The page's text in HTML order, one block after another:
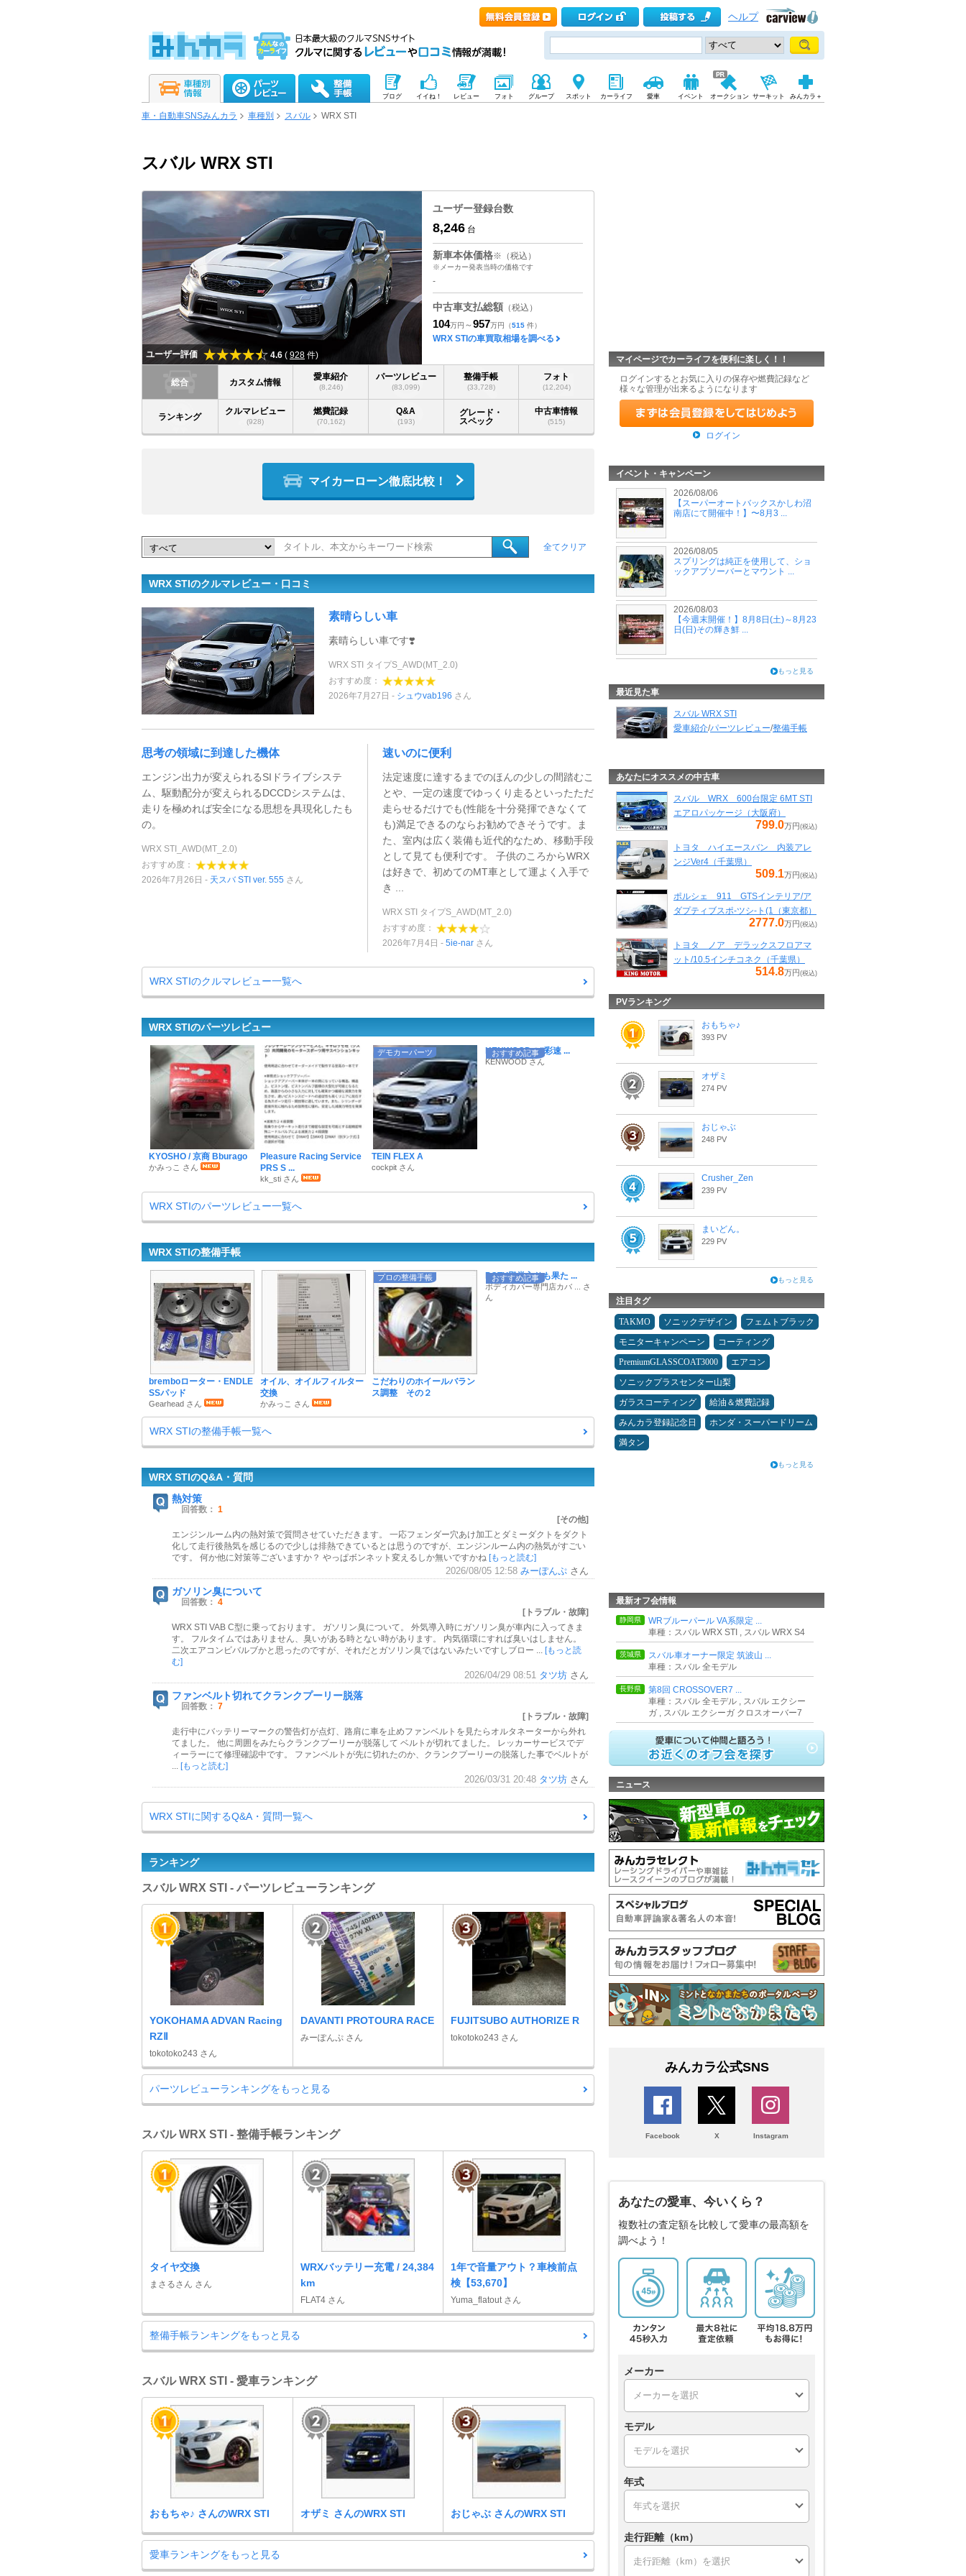
ヘルプ
ブログ イイね！ レビュー フォト グループ スポット カーライフ 愛車 イベント オークション サーキット みんカラ＋
車・自動車SNSみんカラ 車種別 スバル WRX STI
スバル WRX STI
ユーザー評価 4.6 ( 928 件)
ユーザー登録台数
8,246 台
新車本体価格※（税込）
※メーカー発表当時の価格です
-
中古車支払総額 （税込）
104万円 ～957万円 （515 件）
WRX STIの車買取相場を調べる
総合 カスタム情報
愛車紹介
(8,246)
パーツレビュー
(83,099)
整備手帳
(33,728)
フォト
(12,204)
ランキング
クルマレビュー
(928)
燃費記録
(70,162)
Q&A
(193)
グレード・
スペック
中古車情報
(515)
マイカーローン徹底比較！
全てクリア
WRX STIのクルマレビュー・口コミ
素晴らしい車
素晴らしい車です❣️
WRX STI タイプS_AWD(MT_2.0)
おすすめ度：
2026年7月27日
シュウvab196 さん
思考の領域に到達した機体
エンジン出力が変えられるSIドライブシステ
ム、駆動配分が変えられるDCCDシステムは、
走りを極めれば安全になる思想を具現化したも
の。
WRX STI_AWD(MT_2.0)
おすすめ度：
2026年7月26日
天スバ STI ver. 555 さん
速いのに便利
法定速度に達するまでのほんの少しの間踏むこ
とや、一定の速度でゆっくり走るといったただ
走らせるだけでも(性能を十分発揮できなくて
も)満足できるのならお勧めできそうです。ま
た、室内は広く装備も近代的なため、移動手段
として見ても便利です。 子供のころからWRX
は好きで、初めてのMT車として運よく入手で
き ...
WRX STI タイプS_AWD(MT_2.0)
おすすめ度：
2026年7月4日
5ie-nar さん
WRX STIのクルマレビュー一覧へ
WRX STIのパーツレビュー
KYOSHO / 京商 Bburago
かみっこ さん
Pleasure Racing Service
PRS S ...
kk_sti さん
デモカーパーツ
TEIN FLEX A
cockpit さん
おすすめ記事
KENWOODの“彩速 ...
KENWOOD さん
WRX STIのパーツレビュー一覧へ
WRX STIの整備手帳
bremboローター・ENDLE
SSパッド
Gearhead さん
オイル、オイルフィルター
交換
かみっこ さん
プロの整備手帳
こだわりのホイールバラン
ス調整 その２
おすすめ記事
POTY殿堂入りも果た ...
ボディカバー専門店カバ ... さ
ん
WRX STIの整備手帳一覧へ
WRX STIのQ&A・質問
熱対策
回答数： 1
[その他]
エンジンルーム内の熱対策で質問させていただきます。 一応フェンダー穴あけ加工とダミーダクトをダクト
化して走行後熱気を感じるので少しは排熱できているとは思うのですが、エンジンルーム内の熱気がすごい
です。 何か他に対策等ございますか？ やっぱボンネット変えるしか無いですかね [もっと読む]
2026/08/05 12:58 みーぽんぷ さん
ガソリン臭について
回答数： 4
[トラブル・故障]
WRX STI VAB C型に乗っております。 ガソリン臭について。 外気導入時にガソリン臭が車内に入ってきま
す。 フルタイムではありません、臭いがある時とない時があります。 内気循環にすれば臭いはしません。
二次エアコンビバルブかと思ったのですが、それだとガソリン臭ではないみたいですしブロー ... [もっと読
む]
2026/04/29 08:51 タツ坊 さん
ファンベルト切れてクランクプーリー脱落
回答数： 7
[トラブル・故障]
走行中にバッテリーマークの警告灯が点灯、路肩に車を止めファンベルトを見たらオルタネーターから外れ
てました。 他に周囲をみたらクランクプーリーが脱落して ベルトが切れてました。 レッカーサービスでデ
ィーラーにて修理確認中です。 ファンベルトが先に切れたのか、クランクプーリーの脱落した事でベルトが
... [もっと読む]
2026/03/31 20:48 タツ坊 さん
WRX STIに関するQ&A・質問一覧へ
ランキング
スバル WRX STI - パーツレビューランキング
YOKOHAMA ADVAN Racing
RZⅡ
tokotoko243 さん
DAVANTI PROTOURA RACE
みーぽんぷ さん
FUJITSUBO AUTHORIZE R
tokotoko243 さん
パーツレビューランキングをもっと見る
スバル WRX STI - 整備手帳ランキング
タイヤ交換
まさるさん さん
WRXバッテリー充電 / 24,384
km
FLAT4 さん
1年で音量アウト？車検前点
検【53,670】
Yuma_flatout さん
整備手帳ランキングをもっと見る
スバル WRX STI - 愛車ランキング
おもちゃ♪ さんのWRX STI オザミ さんのWRX STI おじゃぶ さんのWRX STI
愛車ランキングをもっと見る
マイページでカーライフを便利に楽しく！！
ログインするとお気に入りの保存や燃費記録など
様々な管理が出来るようになります
ログイン
イベント・キャンペーン
2026/08/06
【スーパーオートバックスかしわ沼
南店にて開催中！】〜8月3 ...
2026/08/05
スプリングは純正を使用して、ショ
ックアブソーバーとマウント ...
2026/08/03
【今週末開催！】8月8日(土)～8月23
日(日)その輝き鮮 ...
もっと見る
最近見た車
スバル WRX STI
愛車紹介/パーツレビュー/整備手帳
あなたにオススメの中古車
スバル WRX 600台限定 6MT STI
エアロパッケージ（大阪府）
799.0万円 (税込)
トヨタ ハイエースバン 内装アレ
ンジVer4（千葉県）
509.1万円 (税込)
ポルシェ 911 GTSインテリア/ア
ダプティブスポ-ツシ-ト(1（東京都）
2777.0万円 (税込)
トヨタ ノア デラックスフロアマ
ット/10.5インチコネク（千葉県）
514.8万円 (税込)
PVランキング
おもちゃ♪
393 PV
オザミ
274 PV
おじゃぶ
248 PV
Crusher_Zen
239 PV
まいどん。
229 PV
もっと見る
注目タグ
TAKMO ソニックデザイン
フェムトブラック
モニターキャンペーン
コーティング
PremiumGLASSCOAT3000
エアコン
ソニックプラスセンター山梨
ガラスコーティング
給油＆燃費記録
みんカラ登録記念日
ホンダ・スーパードリーム
満タン
もっと見る
最新オフ会情報
静岡県
WRブルーパール VA系限定 ...
車種：スバル WRX STI , スバル WRX S4
茨城県
スバル車オーナー限定 筑波山 ...
車種：スバル 全モデル
長野県
第8回 CROSSOVER7 ...
車種：スバル 全モデル , スバル エクシー
ガ , スバル エクシーガ クロスオーバー7
ニュース
みんカラ公式SNS
Facebook X Instagram
あなたの愛車、今いくら？
複数社の査定額を比較して愛車の最高額を
調べよう！
メーカー
モデル
年式
走行距離（km）